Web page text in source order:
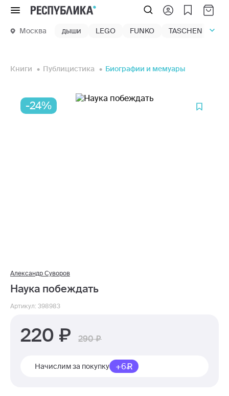
Меню
Москва дыши LEGO FUNKO TASCHEN
Книги Публицистика Биографии и мемуары
-24%
Александр Суворов
Наука побеждать
Артикул: 398983
220 290
Начислим за покупку +6